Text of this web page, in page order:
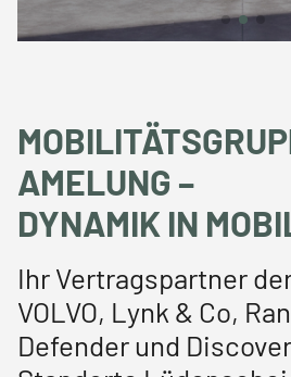
AMELUNG –
DYNAMIK IN
Ihr Vertragspartner
VOLVO, Lynk & Co,
Defender und